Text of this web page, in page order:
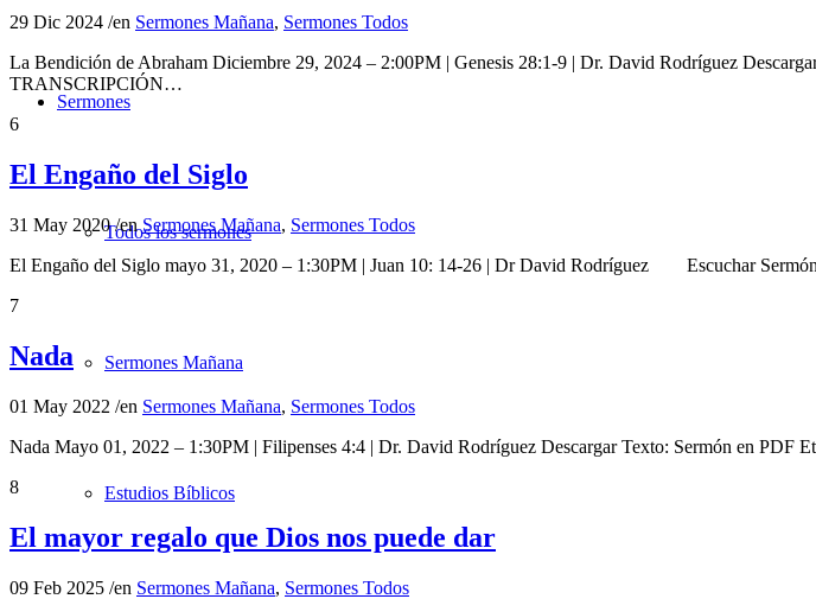
Sermones
Todos los sermones
Sermones Mañana
Estudios Bíblicos
29 Dic 2024 /en Sermones Mañana, Sermones Todos
La Bendición de Abraham Diciembre 29, 2024 – 2:00PM | Genesis 28:1-9 | Dr. David Rodríguez
TRANSCRIPCIÓN…
6
El Engaño del Siglo
31 May 2020/enSermones Mañana, Sermones Todos
El Engaño del Siglo mayo 31, 2020 – 1:30PM | Juan 10: 14-26 | Dr David Rodríguez Escuchar
7
Nada
01 May 2022 /en Sermones Mañana, Sermones Todos
Nada Mayo 01, 2022 – 1:30PM | Filipenses 4:4 | Dr. David Rodríguez Descargar Texto: Sermón en
8
El mayor regalo que Dios nos puede dar
09 Feb 2025 /en Sermones Mañana, Sermones Todos